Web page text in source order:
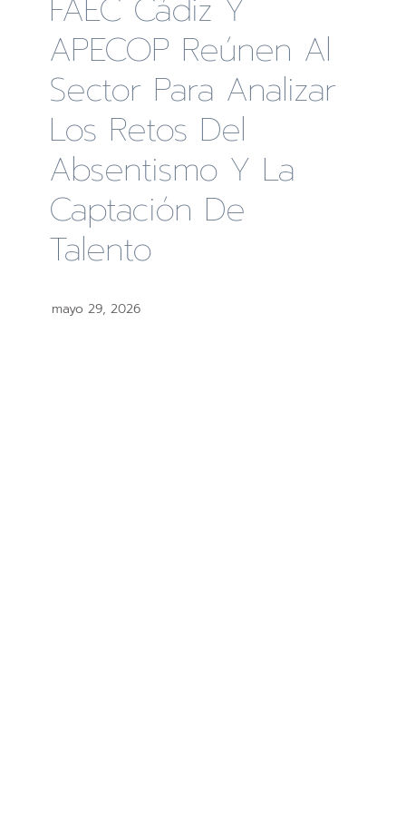
FAEC Cádiz Y
APECOP Reúnen Al
Sector Para Analizar
Los Retos Del
Absentismo Y La
Captación De
Talento
mayo 29, 2026